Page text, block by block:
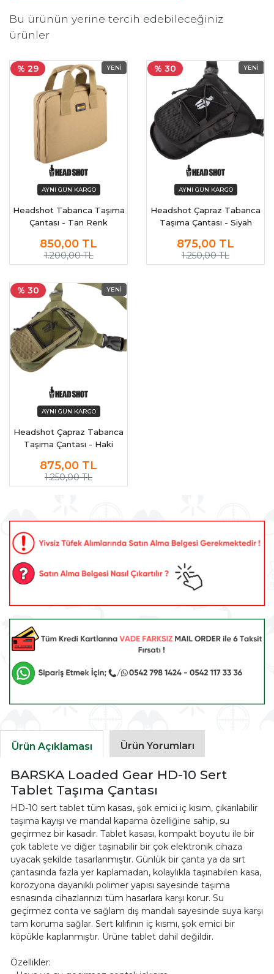
Bu ürünün yerine tercih edebileceğiniz
ürünler
% 29
Headshot Tabanca Taşıma
Çantası - Tan Renk
850,00 TL
1.200,00 TL
% 30
Headshot Çapraz Tabanca
Taşıma Çantası - Siyah
875,00 TL
1.250,00 TL
% 30
Headshot Çapraz Tabanca
Taşıma Çantası - Haki
875,00 TL
1.250,00 TL
Ürün Açıklaması Ürün Yorumları
BARSKA Loaded Gear HD-10 Sert
Tablet Taşıma Çantası
HD-10 sert tablet tüm kasası, şok emici iç kısım, çıkarılabilir
taşıma kayışı ve mandal kapama özelliğine sahip, su
geçirmez bir kasadır. Tablet kasası, kompakt boyutu ile bir
çok tablete ve diğer taşınabilir bir çok elektronik cihaza
uyacak şekilde tasarlanmıştır. Günlük bir çanta ya da sırt
çantasında fazla yer kaplamadan, kolaylıkla taşınabilen kasa,
korozyona dayanıklı polimer yapısı sayesinde taşıma
esnasında cihazlarınızı tüm hasarlara karşı korur. Su
geçirmez conta ve sağlam dış mandalı sayesinde suya karşı
tam koruma sağlar. Sert kılıfının iç kısmı, şok emici bir
köpükle kaplanmıştır. Ürüne tablet dahil değildir.
Özellikler: